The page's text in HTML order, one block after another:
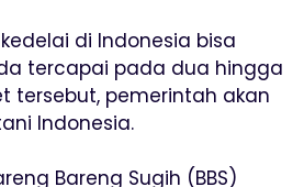
di Indonesia bisa
tercapai pada dua hingga
tersebut, pemerintah akan
Indonesia.
Bareng Sugih (BBS)